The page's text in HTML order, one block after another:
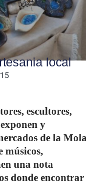
local
escultores,
y
de la
músicos,
una nota
donde encontrar